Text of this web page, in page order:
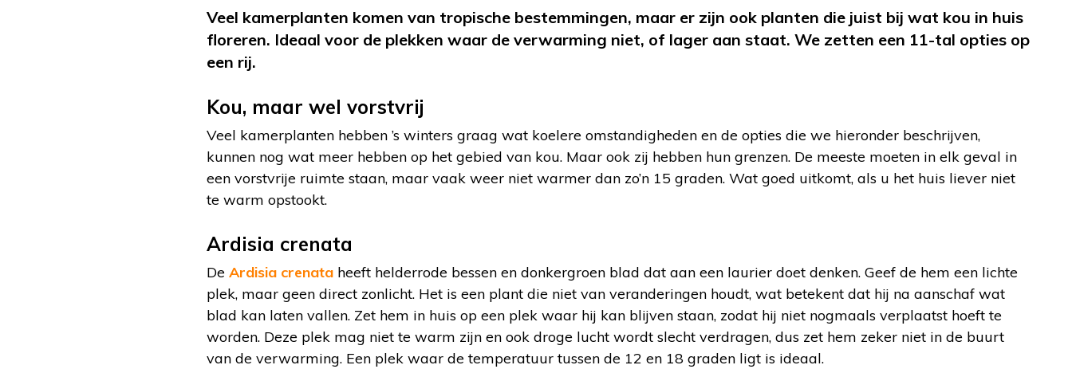
Veel kamerplanten komen van tropische bestemmingen, maar er zijn ook planten die juist bij wat kou in huis
floreren. Ideaal voor de plekken waar de verwarming niet, of lager aan staat. We zetten een 11-tal opties op
een rij.
Kou, maar wel vorstvrij
Veel kamerplanten hebben ’s winters graag wat koelere omstandigheden en de opties die we hieronder beschrijven,
kunnen nog wat meer hebben op het gebied van kou. Maar ook zij hebben hun grenzen. De meeste moeten in elk geval in
een vorstvrije ruimte staan, maar vaak weer niet warmer dan zo’n 15 graden. Wat goed uitkomt, als u het huis liever niet
te warm opstookt.
Ardisia crenata
De Ardisia crenata heeft helderrode bessen en donkergroen blad dat aan een laurier doet denken. Geef de hem een lichte
plek, maar geen direct zonlicht. Het is een plant die niet van veranderingen houdt, wat betekent dat hij na aanschaf wat
blad kan laten vallen. Zet hem in huis op een plek waar hij kan blijven staan, zodat hij niet nogmaals verplaatst hoeft te
worden. Deze plek mag niet te warm zijn en ook droge lucht wordt slecht verdragen, dus zet hem zeker niet in de buurt
van de verwarming. Een plek waar de temperatuur tussen de 12 en 18 graden ligt is ideaal.